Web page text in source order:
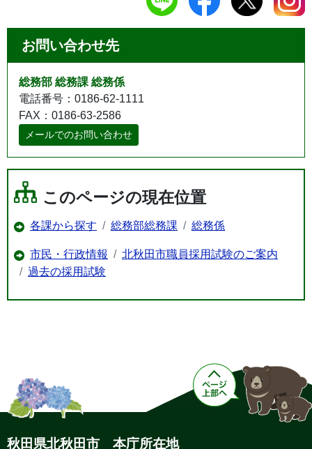
お問い合わせ先
総務部 総務課 総務係
電話番号：0186-62-1111
FAX：0186-63-2586
メールでのお問い合わせ
このページの現在位置
各課から探す 総務部総務課 総務係
市民・行政情報
北秋田市職員採用試験のご案内
過去の採用試験
秋田県北秋田市 本庁所在地